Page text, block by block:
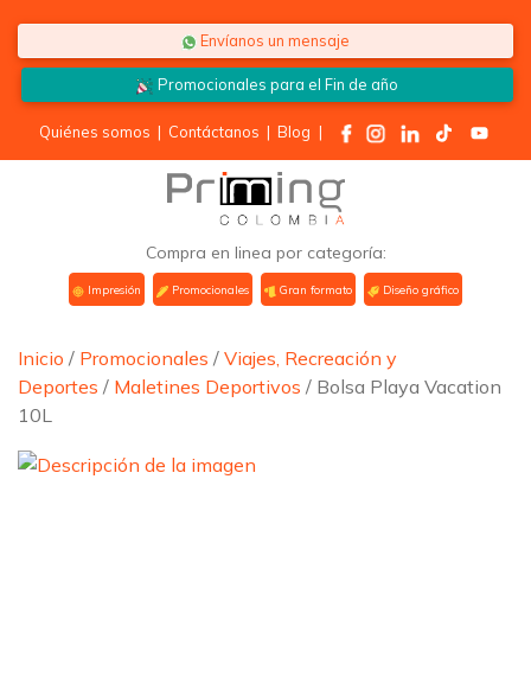
Envíanos un mensaje
Promocionales para elFin de año
Quiénes somos | Contáctanos | Blog |
Compra en linea por categoría:
Impresión Promocionales Gran formato Diseño gráfico
Inicio / Promocionales / Viajes, Recreación y
Deportes / Maletines Deportivos / Bolsa Playa Vacation
10L